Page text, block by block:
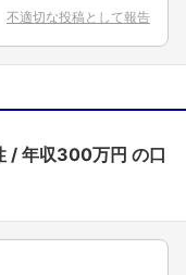
不適切な投稿として報告
年収300万円 の口